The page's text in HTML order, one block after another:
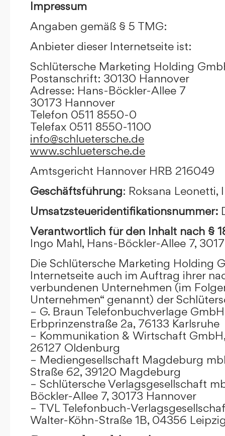
Impressum
Angaben gemäß § 5 TMG:
Anbieter dieser Internetseite ist:
Schlütersche Marketing Holding
Postanschrift: 30130 Hannover
Adresse: Hans-Böckler-Allee 7
30173 Hannover
Telefon 0511 8550-0
Telefax 0511 8550-1100
info@schluetersche.de
www.schluetersche.de
Amtsgericht Hannover HRB 216049
Geschäftsführung: Roksana Leonetti,
Umsatzsteueridentifikationsnummer:
Verantwortlich für den Inhalt nach §
Ingo Mahl, Hans-Böckler-Allee 7,
Die Schlütersche Marketing Holding
Internetseite auch im Auftrag ihrer
verbundenen Unternehmen (im
Unternehmen“ genannt) der
– G. Braun Telefonbuchverlage GmbH
Erbprinzenstraße 2a, 76133 Karlsruhe
– Kommunikation & Wirtschaft
26127 Oldenburg
– Mediengesellschaft Magdeburg
Straße 62, 39120 Magdeburg
– Schlütersche Verlagsgesellschaft
Böckler-Allee 7, 30173 Hannover
– TVL Telefonbuch-
Walter-Köhn-Straße 1B, 04356